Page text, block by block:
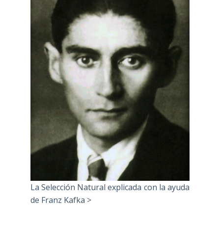
La Selección Natural explicada con la ayuda
de Franz Kafka >